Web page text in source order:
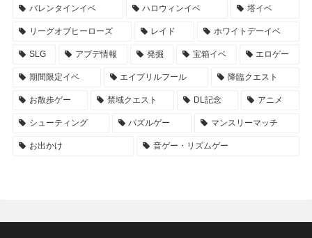
バレンタインイベ ハロウィンイベ 塔イベ
リーグオブヒーローズ レイド ホワイトデーイベ
SLG アプデ情報 発掘 宝箱イベ エロゲー
期間限定イベ エイプリルフール 降臨クエスト
お散歩ゲー 禁域クエスト DL記念 アニメ
シューティング パズルゲー マンスリーマッチ
お出かけ 音ゲー・リズムゲー